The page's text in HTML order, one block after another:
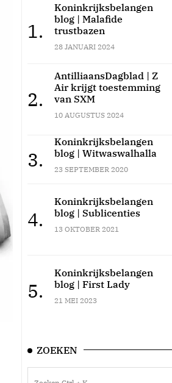
1.
Koninkrijksbelangen
blog | Malafide
trustbazen
28 JANUARI 2024
2.
AntilliaansDagblad | Z
Air krijgt toestemming
van SXM
10 AUGUSTUS 2024
3.
Koninkrijksbelangen
blog | Witwaswalhalla
23 SEPTEMBER 2020
4.
Koninkrijksbelangen
blog | Sublicenties
13 OKTOBER 2021
5.
Koninkrijksbelangen
blog | First Lady
21 MEI 2023
ZOEKEN